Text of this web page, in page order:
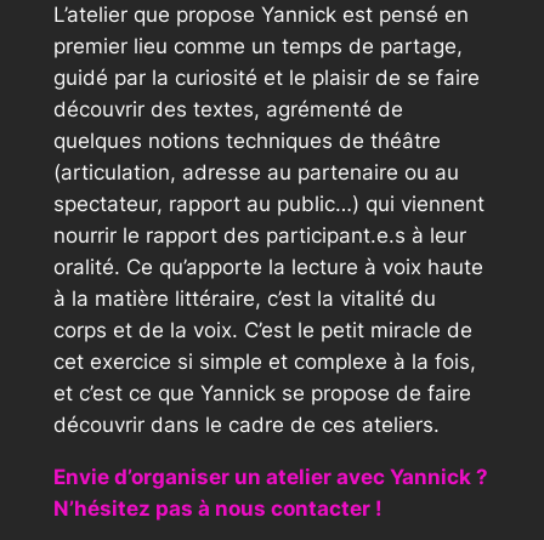
L’atelier que propose Yannick est pensé en
premier lieu comme un temps de partage,
guidé par la curiosité et le plaisir de se faire
découvrir des textes, agrémenté de
quelques notions techniques de théâtre
(articulation, adresse au partenaire ou au
spectateur, rapport au public…) qui viennent
nourrir le rapport des participant.e.s à leur
oralité. Ce qu’apporte la lecture à voix haute
à la matière littéraire, c’est la vitalité du
corps et de la voix. C’est le petit miracle de
cet exercice si simple et complexe à la fois,
et c’est ce que Yannick se propose de faire
découvrir dans le cadre de ces ateliers.
Envie d’organiser un atelier avec Yannick ?
N’hésitez pas à nous contacter !